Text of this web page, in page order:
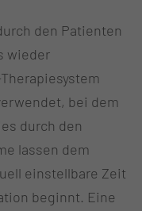
den Patienten
wieder
bei dem
durch den
lassen dem
einstellbare Zeit
beginnt. Eine